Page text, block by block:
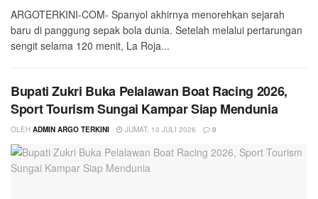
ARGOTERKINI-COM- Spanyol akhirnya menorehkan sejarah
baru di panggung sepak bola dunia. Setelah melalui pertarungan
sengit selama 120 menit, La Roja...
Bupati Zukri Buka Pelalawan Boat Racing 2026,
Sport Tourism Sungai Kampar Siap Mendunia
OLEH ADMIN ARGO TERKINI JUMAT, 10 JULI 2026 0